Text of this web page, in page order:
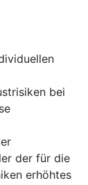
bei
der für die
erhöhtes